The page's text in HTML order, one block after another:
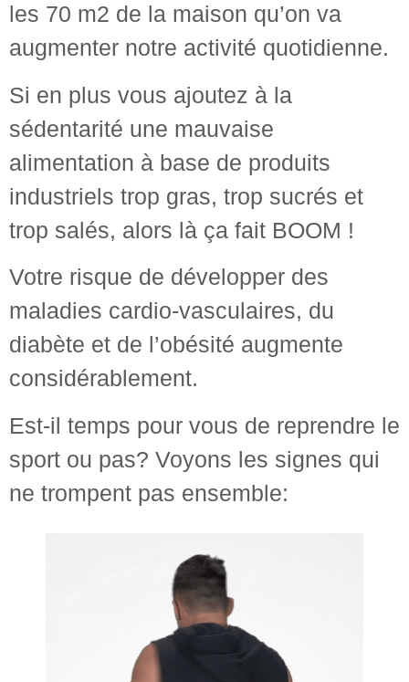
les 70 m2 de la maison qu’on va
augmenter notre activité quotidienne.
Si en plus vous ajoutez à la
sédentarité une mauvaise
alimentation à base de produits
industriels trop gras, trop sucrés et
trop salés, alors là ça fait BOOM !
Votre risque de développer des
maladies cardio-vasculaires, du
diabète et de l’obésité augmente
considérablement.
Est-il temps pour vous de reprendre le
sport ou pas? Voyons les signes qui
ne trompent pas ensemble: